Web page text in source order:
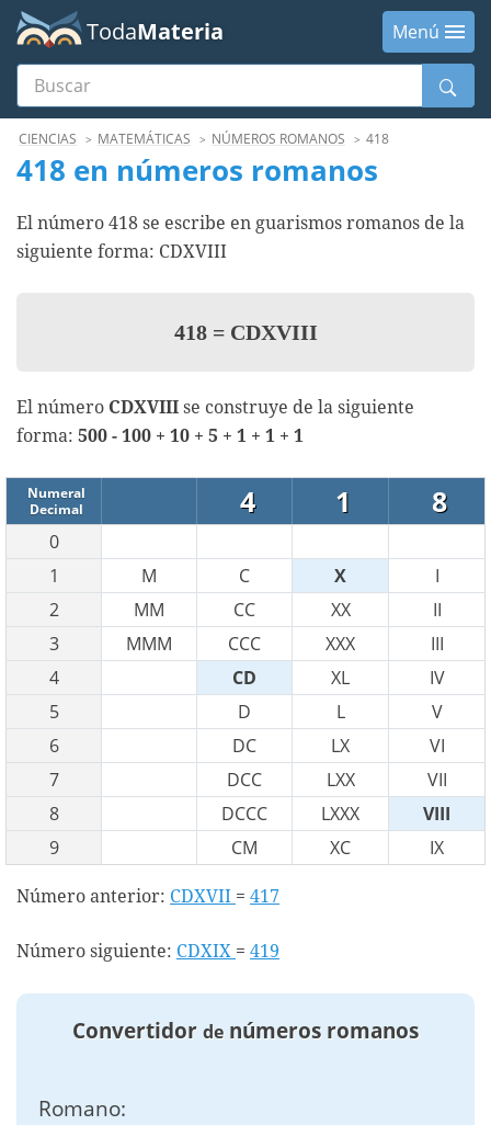
TodaMateria
Menú
Buscar
MenúCIENCIAS MATEMÁTICAS NÚMEROS ROMANOS 418
418 en números romanos
El número 418 se escribe en guarismos romanos de la
siguiente forma: CDXVIII
418 =CDXVIII
El número CDXVIII se construye de la siguiente
forma: 500 - 100 + 10 + 5 + 1 + 1 + 1
Numeral
Decimal
4 1 8
0
1
M C X
I
2
MM CC XX
II
3
MMM CCC XXX
III
4
CD XL
IV
5
D L
V
6
DC LX
VI
7
DCC LXX
VII
8
DCCC LXXX
VIII
9
CM XC IX
Número anterior: CDXVII = 417
Número siguiente: CDXIX = 419
Convertidor de números romanos
Romano: